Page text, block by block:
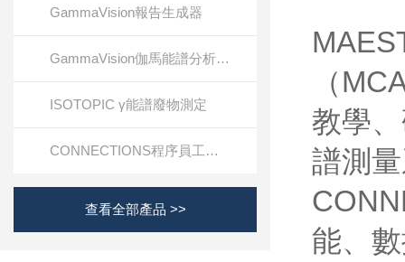
GammaVision報告生成器
GammaVision伽馬能譜分析軟件
ISOTOPIC γ能譜廢物測定
CONNECTIONS程序員工具包
查看全部產品 >>
（
教學
譜測
能、